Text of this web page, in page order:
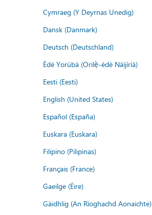
Cymraeg (Y Deyrnas Unedig)
Dansk (Danmark)
Deutsch (Deutschland)
Èdè Yorùbá (Orilẹ̀-èdè Nàìjíríà)
Eesti (Eesti)
English (United States)
Español (España)
Euskara (Euskara)
Filipino (Pilipinas)
Français (France)
Gaeilge (Éire)
Gàidhlig (An Rìoghachd Aonaichte)